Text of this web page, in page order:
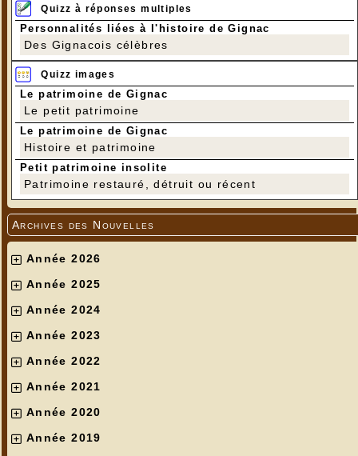
Quizz à réponses multiples
Personnalités liées à l'histoire de Gignac
Des Gignacois célèbres
Quizz images
Le patrimoine de Gignac
Le petit patrimoine
Le patrimoine de Gignac
Histoire et patrimoine
Petit patrimoine insolite
Patrimoine restauré, détruit ou récent
Archives des Nouvelles
Année 2026
Année 2025
Année 2024
Année 2023
Année 2022
Année 2021
Année 2020
Année 2019